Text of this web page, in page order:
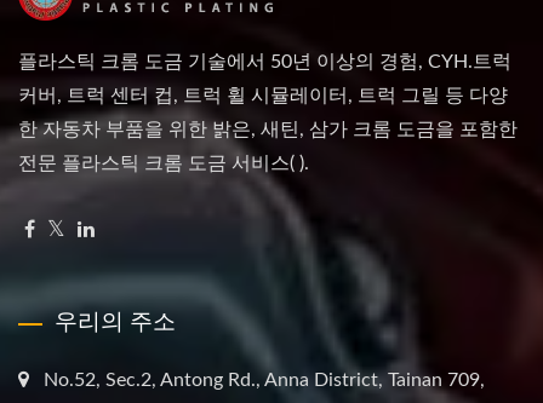
플라스틱 크롬 도금 기술에서 50년 이상의 경험, CYH.트럭
커버, 트럭 센터 컵, 트럭 휠 시뮬레이터, 트럭 그릴 등 다양
한 자동차 부품을 위한 밝은, 새틴, 삼가 크롬 도금을 포함한
전문 플라스틱 크롬 도금 서비스( ).
우리의 주소
No.52, Sec.2, Antong Rd., Anna District, Tainan 709,